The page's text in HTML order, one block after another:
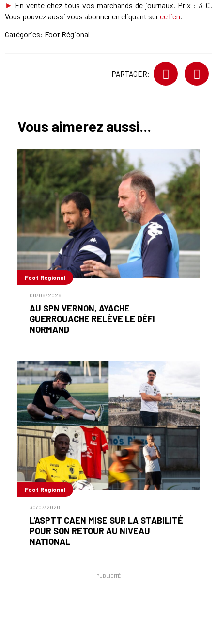
► En vente chez tous vos marchands de journaux. Prix : 3 €.
Vous pouvez aussi vous abonner en cliquant surce lien.
Catégories: Foot Régional
PARTAGER:
Vous aimerez aussi...
Foot Régional
06/08/2026
AU SPN VERNON, AYACHE
GUERROUACHE RELÈVE LE DÉFI
NORMAND
Foot Régional
30/07/2026
L'ASPTT CAEN MISE SUR LA STABILITÉ
POUR SON RETOUR AU NIVEAU
NATIONAL
PUBLICITÉ